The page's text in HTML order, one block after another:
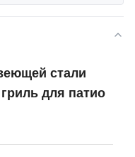
стали
для патио